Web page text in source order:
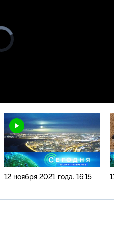
Видео
проигрыватель
загружается.
12 ноября 2021 года. 16:15